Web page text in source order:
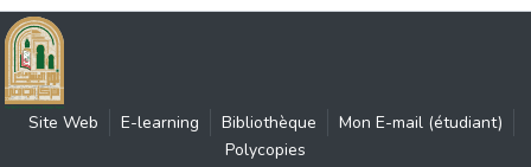
Site Web E-learning Bibliothèque
Mon E-mail (étudiant)
Polycopies